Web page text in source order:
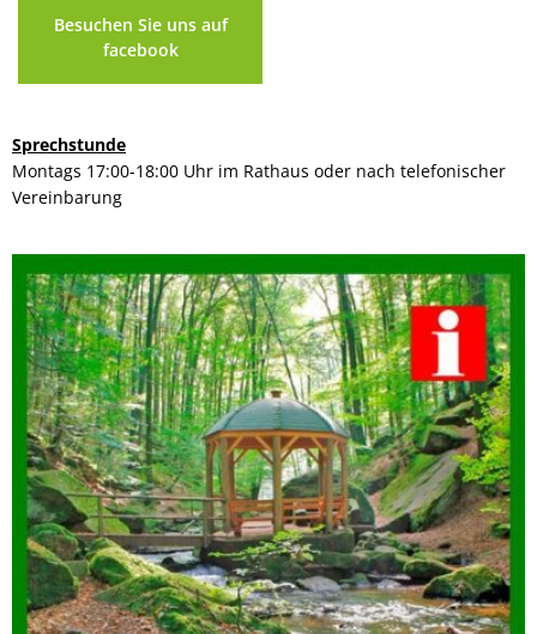
Besuchen Sie uns auf
facebook
Sprechstunde
Montags 17:00-18:00 Uhr im Rathaus oder nach telefonischer
Vereinbarung